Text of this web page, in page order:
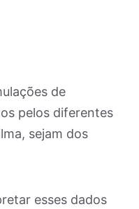
de
pelos diferentes
sejam dos
esses dados